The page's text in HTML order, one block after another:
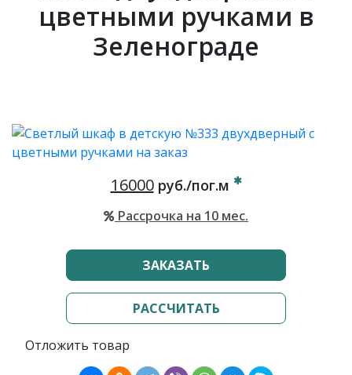
цветными ручками в
Зеленограде
16000руб./пог.м
Рассрочка на 10 мес.
ЗАКАЗАТЬ
РАССЧИТАТЬ
Отложить товар